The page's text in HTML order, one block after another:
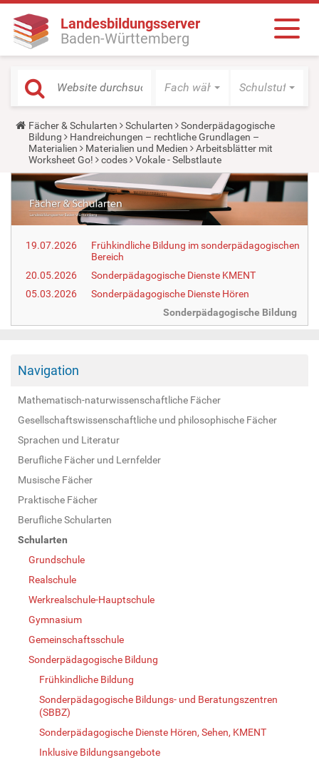
Landesbildungsserver
Baden-Württemberg
Fach wählen Schulstufe
Y
o
u
a
r
e
e
r
e
Fächer & Schularten Schularten
Sonderpädagogische
Bildung
Handreichungen – rechtliche Grundlagen –
Materialien
Materialien und Medien
Arbeitsblätter mit
Worksheet Go!
codes Vokale - Selbstlaute
19.07.2026
Frühkindliche Bildung im sonderpädagogischen
Bereich
20.05.2026
Sonderpädagogische Dienste KMENT
05.03.2026
Sonderpädagogische Dienste Hören
Sonderpädagogische Bildung
Navigation
Mathematisch-naturwissenschaftliche Fächer
Gesellschaftswissenschaftliche und philosophische Fächer
Sprachen und Literatur
Berufliche Fächer und Lernfelder
Musische Fächer
Praktische Fächer
Berufliche Schularten
Schularten
Grundschule
Realschule
Werkrealschule-Hauptschule
Gymnasium
Gemeinschaftsschule
Sonderpädagogische Bildung
Frühkindliche Bildung
Sonderpädagogische Bildungs- und Beratungszentren
(SBBZ)
Sonderpädagogische Dienste Hören, Sehen, KMENT
Inklusive Bildungsangebote